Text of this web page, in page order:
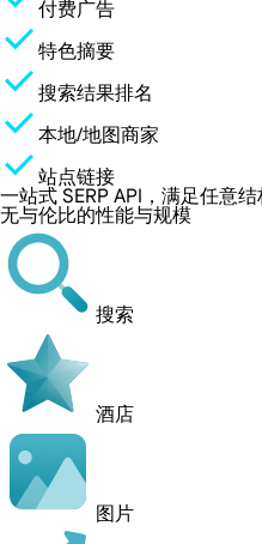
付费广告
特色摘要
搜索结果排名
本地/地图商家
站点链接
一站式 SERP API，满足任意
无与伦比的性能与规模
搜索
酒店
图片